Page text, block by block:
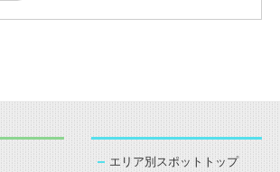
エリア別スポットトップ